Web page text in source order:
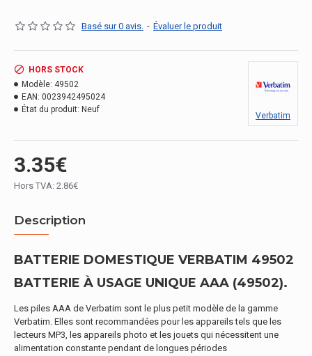
Basé sur 0 avis. - Évaluer le produit
3.35€
Hors TVA: 2.86€
HORS STOCK
Modèle: 49502
EAN: 0023942495024
État du produit: Neuf
Verbatim
Description
BATTERIE DOMESTIQUE VERBATIM 49502
BATTERIE À USAGE UNIQUE AAA (49502).
Les piles AAA de Verbatim sont le plus petit modèle de la gamme
Verbatim. Elles sont recommandées pour les appareils tels que les
lecteurs MP3, les appareils photo et les jouets qui nécessitent une
alimentation constante pendant de longues périodes